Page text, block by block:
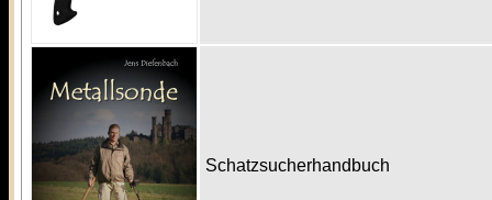
Schatzsucherhandbuch